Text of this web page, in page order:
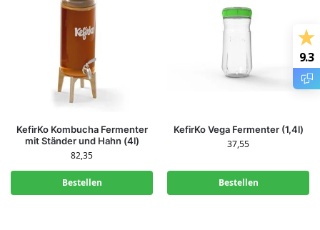
KefirKo Kombucha Fermenter
mit Ständer und Hahn (4l)
82,35
Bestellen
KefirKo Vega Fermenter (1,4l)
37,55
Bestellen
9.3